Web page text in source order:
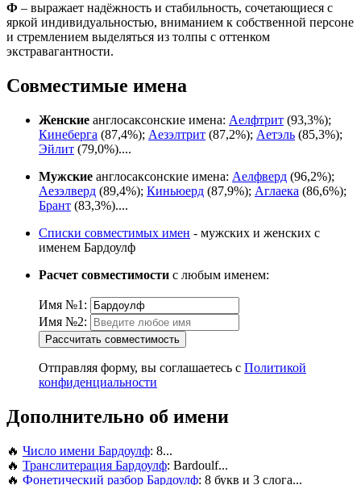
Ф – выражает надёжность и стабильность, сочетающиеся с
яркой индивидуальностью, вниманием к собственной персоне
и стремлением выделяться из толпы с оттенком
экстравагантности.
Совместимые имена
Женские англосаксонские имена: Аелфтрит (93,3%);
Кинеберга (87,4%); Аезэлтрит (87,2%); Аетэль (85,3%);
Эйлит (79,0%)....
Мужские англосаксонские имена: Аелфверд (96,2%);
Аезэлверд (89,4%); Киньюерд (87,9%); Аглаека (86,6%);
Брант (83,3%)....
Списки совместимых имен - мужских и женских с
именем Бардоулф
Расчет совместимости с любым именем:
Имя №1:
Имя №2:
Рассчитать совместимость
Отправляя форму, вы соглашаетесь с Политикой
конфиденциальности
Дополнительно об имени
🔥 Число имени Бардоулф: 8...
🔥 Транслитерация Бардоулф: Bardoulf...
🔥 Фонетический разбор Бардоулф: 8 букв и 3 слога...